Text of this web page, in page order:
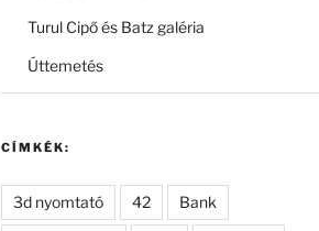
Turul Cipő és Batz galéria
Úttemetés
CÍMKÉK:
3d nyomtató 42 Bank